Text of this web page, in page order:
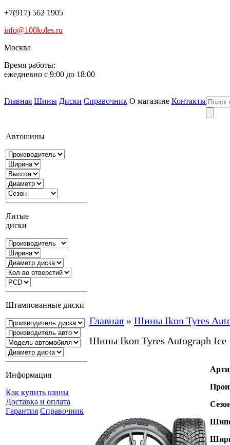
+7(917) 562 1905
info@100koles.ru
Москва
Время работы:
ежедневно с 9:00 до 18:00
Главная Шины Диски Справочник О магазине Контакты
Автошины
Литые
диски
Штампованные диски
Информация
Как купить шины
Доставка и оплата
Гарантия Справочник
Главная » Шины Ikon Tyres
Шины Ikon Tyres Autograph Ice